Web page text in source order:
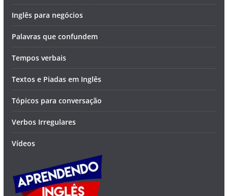
Inglês para negócios
Palavras que confundem
Tempos verbais
Textos e Piadas em Inglês
Tópicos para conversação
Verbos Irregulares
Vídeos